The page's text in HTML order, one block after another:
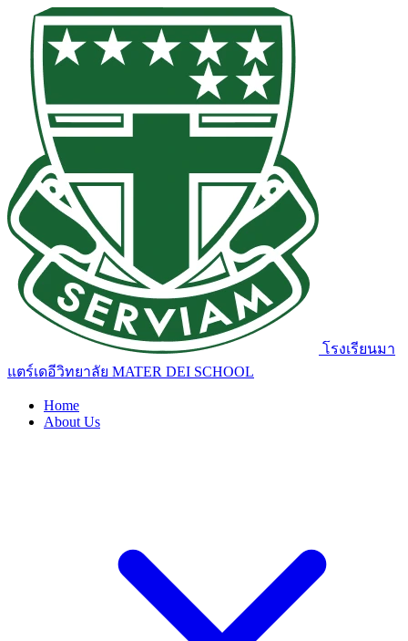
โรงเรียนมา
แตร์เดอีวิทยาลัย MATER DEI SCHOOL
Home
About Us